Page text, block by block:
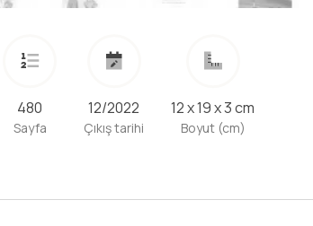
480
Sayfa
12/2022
Çıkış tarihi
12 x 19 x 3 cm
Boyut (cm)